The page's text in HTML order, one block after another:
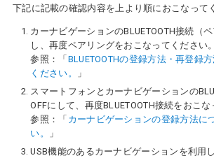
下記に記載の確認内容を上より順におこなって
カーナビゲーションのBLUETOOTH接続（
し、再度ペアリングをおこなってください。
参照：「BLUETOOTHの登録方法・再登録
ください。
」
スマートフォンとカーナビゲーションの
OFFにして、再度BLUETOOTH接続をおこな
参照：「 カーナビゲーションの登録方法に
い。
」
USB機能のあるカーナビゲーションを利用